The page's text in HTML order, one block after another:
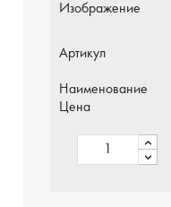
Изображение
Артикул
Наименование
Цена